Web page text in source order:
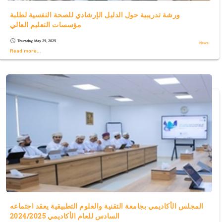
ورشة تدريبية حول الدليل الإرشادي للصحة النفسية لطلبة
مؤسسات التعليم العالي
schedule Thursday, May 29, 2025 News
Read more...
المجلس الأكاديمي بجامعة التقنية والعلوم التطبيقية يعقد اجتماعه
السادس للعام الأكاديمي 2024/2025